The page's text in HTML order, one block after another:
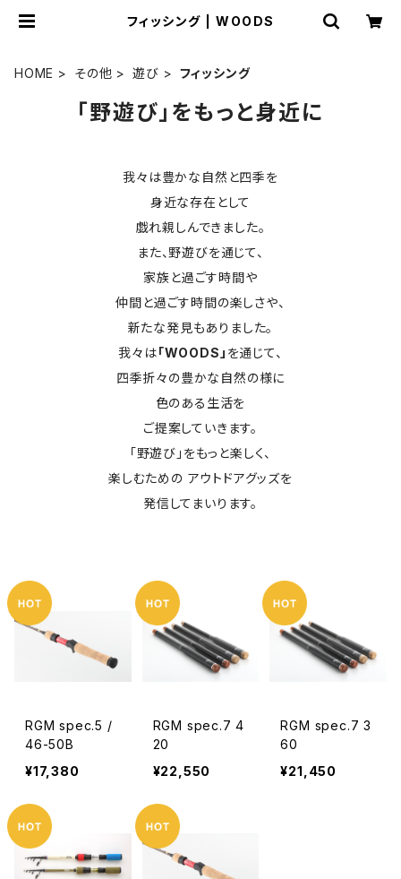
フィッシング | WOODS
HOME その他 遊び フィッシング
「野遊び」をもっと身近に
我々は豊かな自然と四季を
身近な存在として
戯れ親しんできました。
また、野遊びを通じて、
家族と過ごす時間や
仲間と過ごす時間の楽しさや、
新たな発見もありました。
我々は「WOODS」 を通じて、
四季折々の豊かな自然の様に
色のある生活を
ご提案していきます。
「野遊び」をもっと楽しく、
楽しむための アウトドアグッズを
発信してまいります。
RGM spec.5 /
46-50B
¥17,380
RGM spec.7 4
20
¥22,550
RGM spec.7 3
60
¥21,450